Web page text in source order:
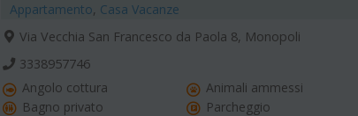
Appartamento, Casa Vacanze
Via Vecchia San Francesco da Paola 8, Monopoli
3338957746
Angolo cottura
Animali ammessi
Bagno privato
Parcheggio